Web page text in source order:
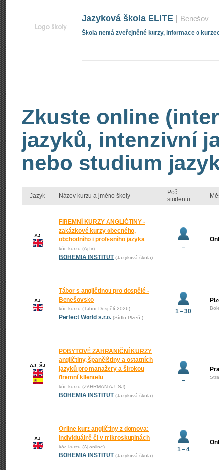
Jazyková škola ELITE Benešov
Škola nemá zveřejněné kurzy, informace o
Zkuste online
jazyků, intenzivní
nebo studium
Jazyk Název kurzu a jméno školy
Poč.
studentů
AJ
FIREMNÍ KURZY ANGLIČTINY -
zakázkové kurzy obecného,
obchodního i profesního jazyka
kód kurzu (Aj fir)
BOHEMIA INSTITUT (Jazyková škola)
–
AJ
Tábor s angličtinou pro dospělé -
Benešovsko
kód kurzu (Tábor Dospělí 2026)
Perfect World s.r.o. (Sídlo Plzeň )
1 – 30
AJ, ŠJ
POBYTOVÉ ZAHRANIČNÍ KURZY
angličtiny, španělštiny a ostatních
jazyků pro manažery a širokou
firemní klientelu
kód kurzu (ZAHRMAN-AJ_SJ)
BOHEMIA INSTITUT (Jazyková škola)
–
AJ
Online kurz angličtiny z domova:
individuálně či v mikroskupinách
kód kurzu (Aj online)
BOHEMIA INSTITUT (Jazyková škola)
1 – 4